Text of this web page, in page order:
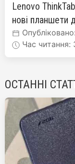
Lenovo
нові планшети
Час читання:
ОСТАННІ